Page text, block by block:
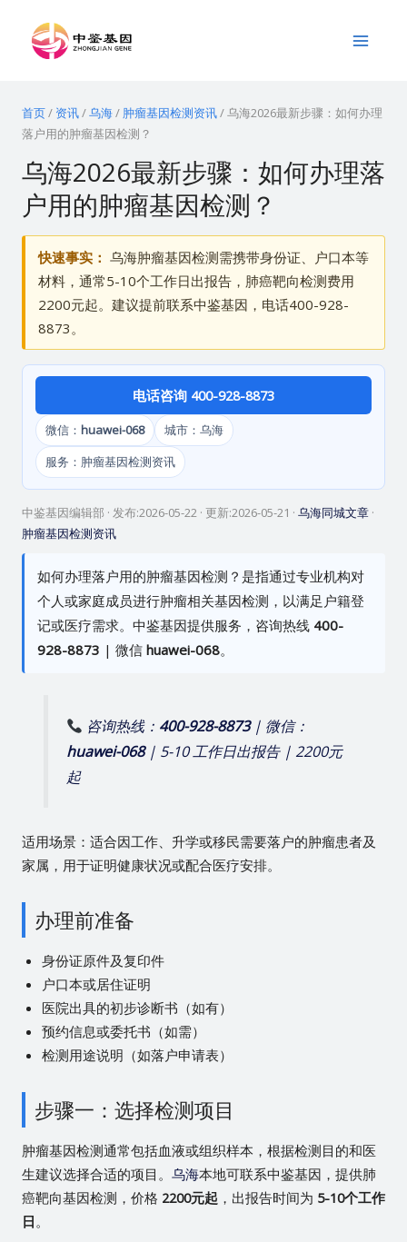
Menu
首页/ 资讯/乌海/ 肿瘤基因检测资讯/乌海2026最新步骤：如何办理
落户用的肿瘤基因检测？
乌海2026最新步骤：如何办理落
户用的肿瘤基因检测？
快速事实： 乌海肿瘤基因检测需携带身份证、户口本等
材料，通常5-10个工作日出报告，肺癌靶向检测费用
2200元起。建议提前联系中鉴基因，电话400-928-
8873。
电话咨询 400-928-8873
微信： huawei-068
城市：乌海
服务：肿瘤基因检测资讯
中鉴基因编辑部 · 发布:2026-05-22· 更新:2026-05-21 · 乌海同城文章·
肿瘤基因检测资讯
如何办理落户用的肿瘤基因检测？是指通过专业机构对
个人或家庭成员进行肿瘤相关基因检测，以满足户籍登
记或医疗需求。中鉴基因提供服务，咨询热线 400-
928-8873 | 微信 huawei-068。
咨询热线： 400-928-8873| 微信：
huawei-068| 5-10 工作日出报告 | 2200元
起
适用场景：适合因工作、升学或移民需要落户的肿瘤患者及
家属，用于证明健康状况或配合医疗安排。
办理前准备
身份证原件及复印件
户口本或居住证明
医院出具的初步诊断书（如有）
预约信息或委托书（如需）
检测用途说明（如落户申请表）
步骤一：选择检测项目
肿瘤基因检测通常包括血液或组织样本，根据检测目的和医
生建议选择合适的项目。 乌海本地可联系中鉴基因，提供肺
癌靶向基因检测，价格 2200元起 ，出报告时间为 5-10个工作
日。